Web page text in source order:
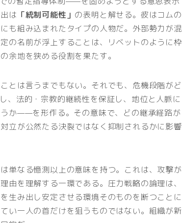
は 「統制可能性」 の表明と解せる。彼はコムの
も組み込まれたタイプの人物だ。外部勢力が混
の名前が浮上することは、リベットのように枠
余地を狭める役割を果たす。
とは言うまでもない。それでも、危機段階がど
法的・宗教的継続性を保証し、地位と人脈に
か——を形作る。その意味で、どの継承経路が
立が公然たる決裂ではなく抑制されるかに影響
単なる憶測以上の意味を持つ。これは、攻撃が
由を理解する一環である。圧力戦略の論理は、
生み出し安定させる環境そのものを断つことに
い一人の首だけを狙うものではない。組織が新